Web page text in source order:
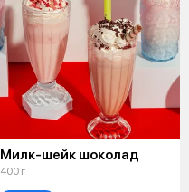
Милк-шейк шоколад
400 г